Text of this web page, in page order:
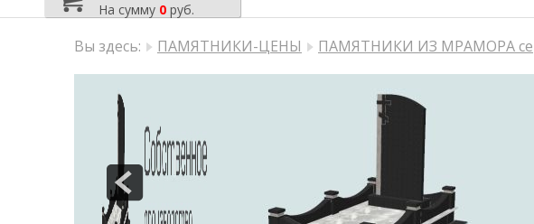
На сумму 0руб.
Вы здесь: ПАМЯТНИКИ-ЦЕНЫ ПАМЯТНИКИ ИЗ МРАМОРА